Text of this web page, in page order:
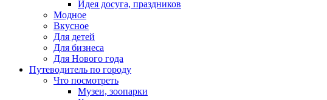
Идея досуга, праздников
Модное
Вкусное
Для детей
Для бизнеса
Для Нового года
Путеводитель по городу
Что посмотреть
Музеи, зоопарки